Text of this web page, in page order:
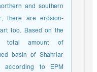
and southern
there are erosion-
too. Based on the
total amount of
basin of Shahriar
according to EPM